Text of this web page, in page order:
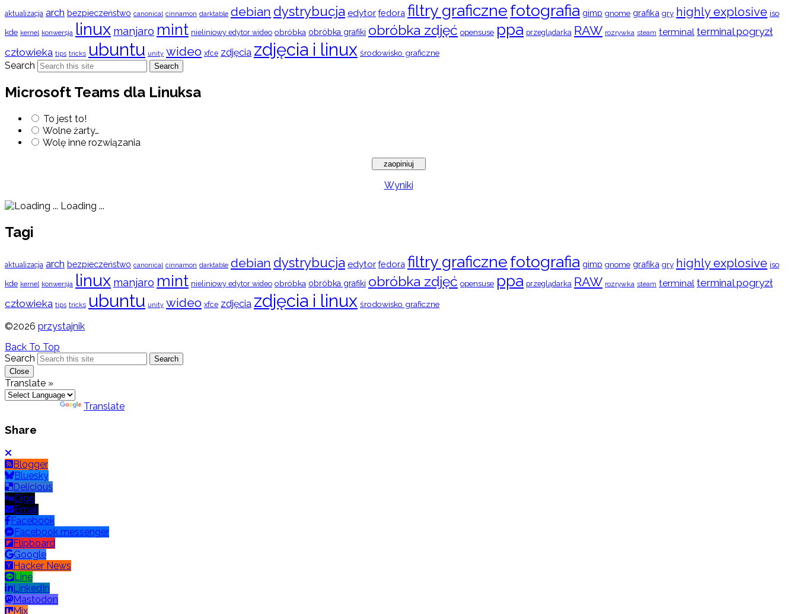
aktualizacja arch bezpieczeństwo canonical cinnamon darktable debian dystrybucja edytor fedora filtry graficznefotografia gimp gnome grafika gry highly explosive iso
kde kernel konwersja linux manjaro mint nieliniowy edytor wideo obróbka obróbka grafiki obróbka zdjęć opensuse ppa przeglądarka RAW rozrywka steam terminal terminal pogryzł
człowieka tips tricks ubuntu unity wideo xfce zdjęcia zdjęcia i linux środowisko graficzne
Search Search
Microsoft Teams dla Linuksa
To jest to!
Wolne żarty…
Wolę inne rozwiązania
Wyniki
Loading ...
Tagi
aktualizacja arch bezpieczeństwo canonical cinnamon darktable debian dystrybucja edytor fedora filtry graficznefotografia gimp gnome grafika gry highly explosive iso
kde kernel konwersja linux manjaro mint nieliniowy edytor wideo obróbka obróbka grafiki obróbka zdjęć opensuse ppa przeglądarka RAW rozrywka steam terminal terminal pogryzł
człowieka tips tricks ubuntu unity wideo xfce zdjęcia zdjęcia i linux środowisko graficzne
©2026 przystajnik
Back To Top
Search
Search
Close
Translate »
Translate
Share
Blogger
Bluesky
Delicious
Digg
Email
Facebook
Facebook messenger
Flipboard
Google
Hacker News
Line
LinkedIn
Mastodon
Mix